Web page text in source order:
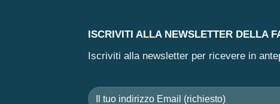
ISCRIVITI ALLA NEWSLETTER DELLA
Iscriviti alla newsletter per ricevere in